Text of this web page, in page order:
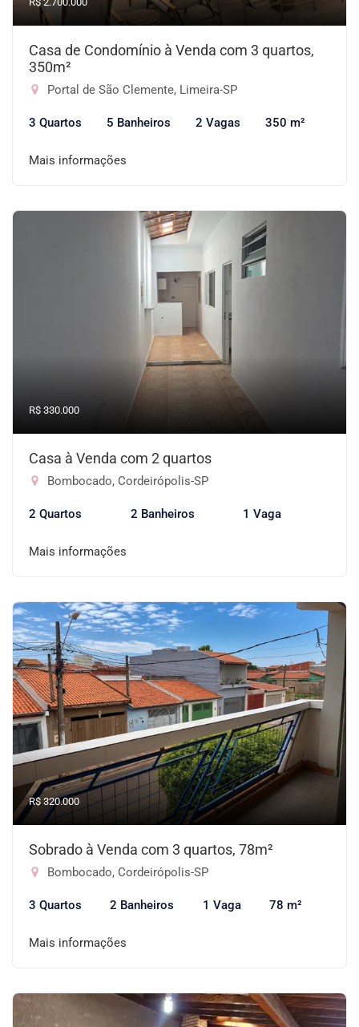
Casa de Condomínio à Venda com 3 quartos,
350m²
Portal de São Clemente, Limeira-SP
3 Quartos 5 Banheiros 2 Vagas 350 m²
Mais informações
R$ 330.000
Casa à Venda com 2 quartos
Bombocado, Cordeirópolis-SP
2 Quartos 2 Banheiros 1 Vaga
Mais informações
R$ 320.000
Sobrado à Venda com 3 quartos, 78m²
Bombocado, Cordeirópolis-SP
3 Quartos 2 Banheiros 1 Vaga 78 m²
Mais informações